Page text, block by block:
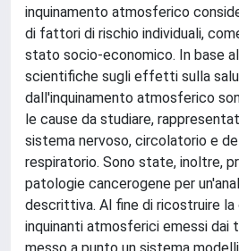
inquinamento atmosferico
di fattori di rischio individuali,
stato socio-economico. In base
scientifiche sugli effetti sulla
dall'inquinamento atmosferico
le cause da studiare,
sistema nervoso, circolatorio e
respiratorio. Sono state, inoltre,
patologie cancerogene per
descrittiva. Al fine di ricostruire
inquinanti atmosferici emessi dai